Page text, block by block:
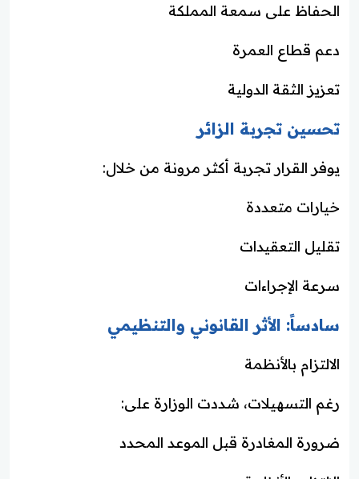
الحفاظ على سمعة المملكة
دعم قطاع العمرة
تعزيز الثقة الدولية
تحسين تجربة الزائر
يوفر القرار تجربة أكثر مرونة من خلال:
خيارات متعددة
تقليل التعقيدات
سرعة الإجراءات
سادساً: الأثر القانوني والتنظيمي
الالتزام بالأنظمة
رغم التسهيلات، شددت الوزارة على:
ضرورة المغادرة قبل الموعد المحدد